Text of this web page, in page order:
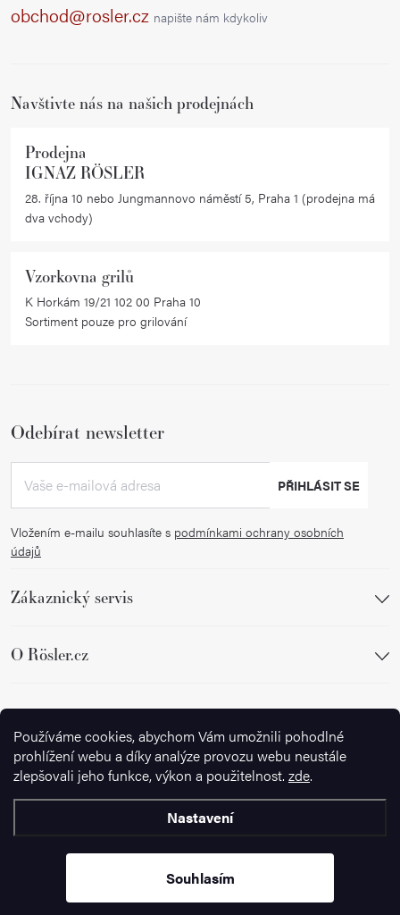
Používáme cookies, abychom Vám umožnili pohodlné
prohlížení webu a díky analýze provozu webu neustále
zlepšovali jeho funkce, výkon a použitelnost. zde.
Nastavení
Souhlasím
c
r
u
obchod@rosler.cz napište nám kdykoliv
Navštivte nás na našich prodejnách
Prodejna
IGNAZ RÖSLER
28. října 10 nebo Jungmannovo náměstí 5, Praha 1 (prodejna má
dva vchody)
Vzorkovna grilů
K Horkám 19/21 102 00 Praha 10
Sortiment pouze pro grilování
Odebírat newsletter
Vložením e-mailu souhlasíte s podmínkami ochrany osobních
údajů
PŘIHLÁSIT SE
Zákaznický servis
O Rösler.cz
Sledujte nás
nastavení cookies